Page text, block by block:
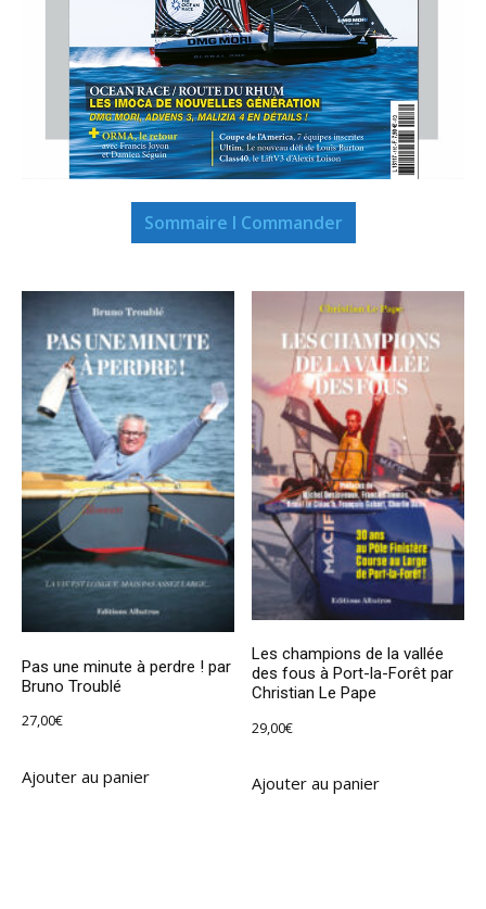
Sommaire I Commander
Pas une minute à perdre ! par
Bruno Troublé
27,00€
Ajouter au panier
Les champions de la vallée
des fous à Port-la-Forêt par
Christian Le Pape
29,00€
Ajouter au panier